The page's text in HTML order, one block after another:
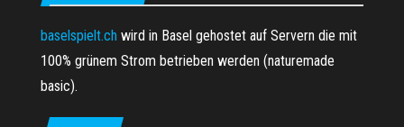
baselspielt.ch wird in Basel gehostet auf Servern die mit
100% grünem Strom betrieben werden (naturemade
basic).